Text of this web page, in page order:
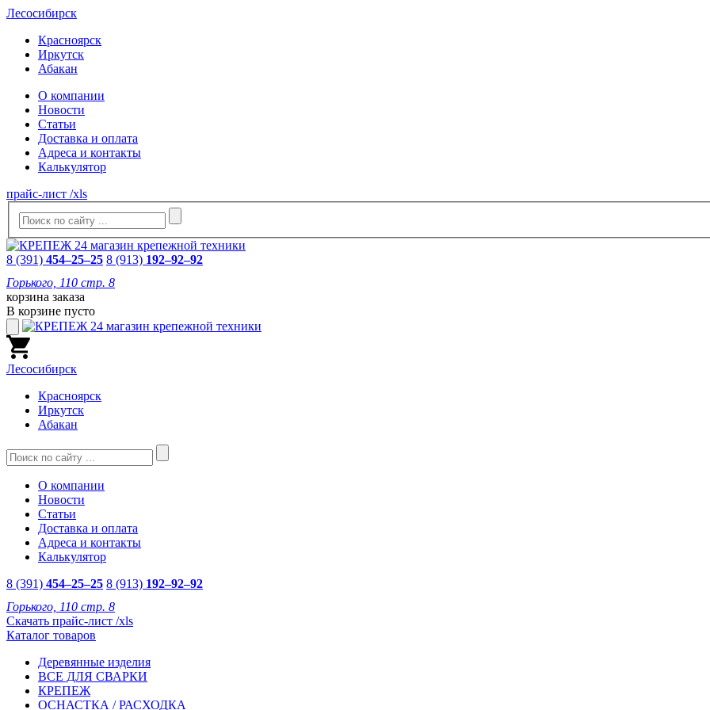
Лесосибирск
Красноярск
Иркутск
Абакан
О компании
Новости
Статьи
Доставка и оплата
Адреса и контакты
Калькулятор
прайс-лист /xls
8 (391) 454–25–25 8 (913) 192–92–92
Горького, 110 стр. 8
корзина заказа
В корзине пусто
Лесосибирск
Красноярск
Иркутск
Абакан
О компании
Новости
Статьи
Доставка и оплата
Адреса и контакты
Калькулятор
8 (391) 454–25–25 8 (913) 192–92–92
Горького, 110 стр. 8
Скачать прайс-лист /xls
Каталог товаров
Деревянные изделия
ВСЕ ДЛЯ СВАРКИ
КРЕПЕЖ
ОСНАСТКА / РАСХОДКА